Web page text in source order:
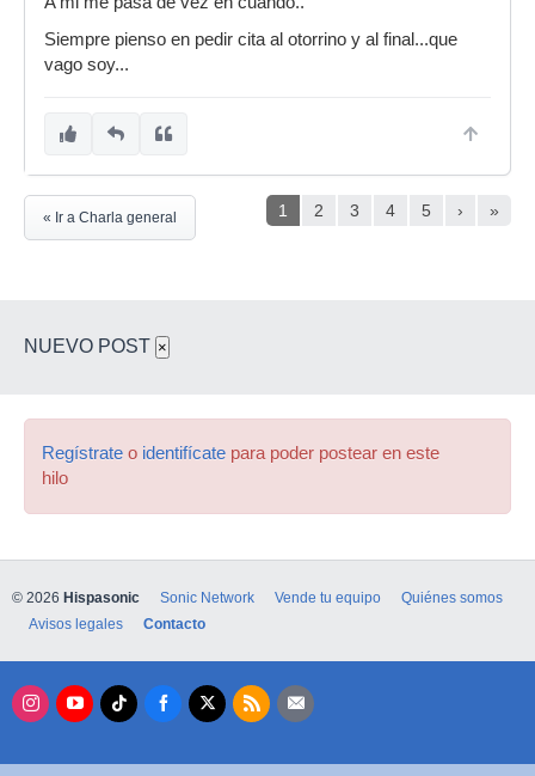
(consultorio médico hispasonico)...
Siempre pienso en pedir cita al otorrino y al final...que
vago soy...
1 2 3 4 5 › »
« Ir a Charla general
NUEVO POST ×
Regístrate o identifícate para poder postear en este
hilo
© 2026 Hispasonic Sonic Network Vende tu equipo
Quiénes somos
Avisos legales
Contacto